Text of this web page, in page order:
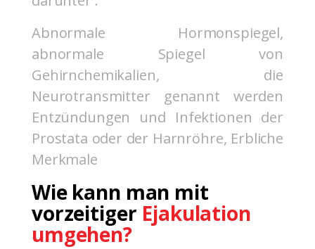
Abnormale Hormonspiegel,
abnormale Spiegel von
Gehirnchemikalien, die
Neurotransmitter genannt werden
Entzündungen und Infektionen der
Prostata oder der Harnröhre, Erbliche
Merkmale
Wie kann man mit
vorzeitiger Ejakulation
umgehen?